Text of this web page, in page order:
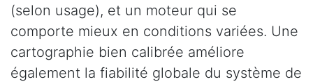
(selon usage), et un moteur qui se
comporte mieux en conditions variées. Une
cartographie bien calibrée améliore
également la fiabilité globale du système de